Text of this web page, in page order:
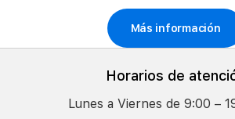
Más información
Horarios de
Lunes a Viernes de 9:00 –